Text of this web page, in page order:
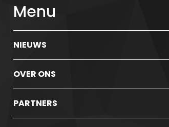
Menu
NIEUWS
OVER ONS
PARTNERS